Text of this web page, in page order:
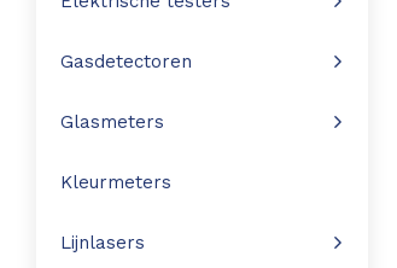
Gasdetectoren
Glasmeters
Kleurmeters
Lijnlasers